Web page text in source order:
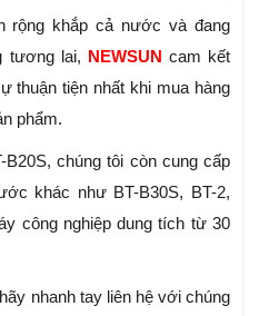
rộng khắp cả nước và đang
tương lai, NEWSUN cam kết
thuận tiện nhất khi mua hàng
phẩm.
chúng tôi còn cung cấp
khác như BT-B30S, BT-2,
công nghiệp dung tích từ 30
nhanh tay liên hệ với chúng